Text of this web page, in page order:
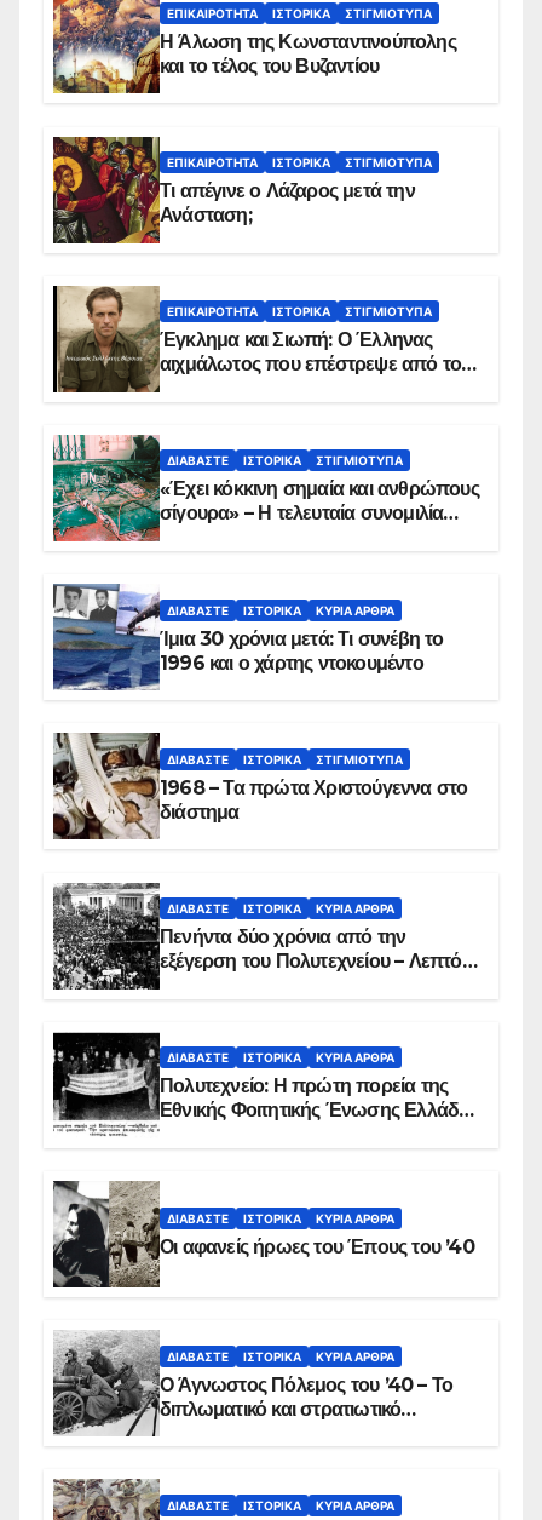
ΕΠΙΚΑΙΡΌΤΗΤΑ ΙΣΤΟΡΙΚΆ ΣΤΙΓΜΙΌΤΥΠΑ
Η Άλωση της Κωνσταντινούπολης
και το τέλος του Βυζαντίου
ΕΠΙΚΑΙΡΌΤΗΤΑ ΙΣΤΟΡΙΚΆ ΣΤΙΓΜΙΌΤΥΠΑ
Τι απέγινε ο Λάζαρος μετά την
Ανάσταση;
ΕΠΙΚΑΙΡΌΤΗΤΑ ΙΣΤΟΡΙΚΆ ΣΤΙΓΜΙΌΤΥΠΑ
Έγκλημα και Σιωπή: Ο Έλληνας
αιχμάλωτος που επέστρεψε από το
ΔΙΑΒΆΣΤΕ ΙΣΤΟΡΙΚΆ ΣΤΙΓΜΙΌΤΥΠΑ
«Έχει κόκκινη σημαία και ανθρώπους
σίγουρα» – Η τελευταία συνομιλία
ΔΙΑΒΆΣΤΕ ΙΣΤΟΡΙΚΆ ΚΥΡΙΑ ΑΡΘΡΑ
Ίμια 30 χρόνια μετά: Τι συνέβη το
1996 και ο χάρτης ντοκουμέντο
ΔΙΑΒΆΣΤΕ ΙΣΤΟΡΙΚΆ ΣΤΙΓΜΙΌΤΥΠΑ
1968 – Τα πρώτα Χριστούγεννα στο
διάστημα
ΔΙΑΒΆΣΤΕ ΙΣΤΟΡΙΚΆ ΚΥΡΙΑ ΑΡΘΡΑ
Πενήντα δύο χρόνια από την
εξέγερση του Πολυτεχνείου – Λεπτό
ΔΙΑΒΆΣΤΕ ΙΣΤΟΡΙΚΆ ΚΥΡΙΑ ΑΡΘΡΑ
Πολυτεχνείο: Η πρώτη πορεία της
Εθνικής Φοιτητικής Ένωσης Ελλάδος
ΔΙΑΒΆΣΤΕ ΙΣΤΟΡΙΚΆ ΚΥΡΙΑ ΑΡΘΡΑ
Οι αφανείς ήρωες του Έπους του ’40
ΔΙΑΒΆΣΤΕ ΙΣΤΟΡΙΚΆ ΚΥΡΙΑ ΑΡΘΡΑ
Ο Άγνωστος Πόλεμος του ’40 – Το
διπλωματικό και στρατιωτικό
ΔΙΑΒΆΣΤΕ ΙΣΤΟΡΙΚΆ ΚΥΡΙΑ ΑΡΘΡΑ